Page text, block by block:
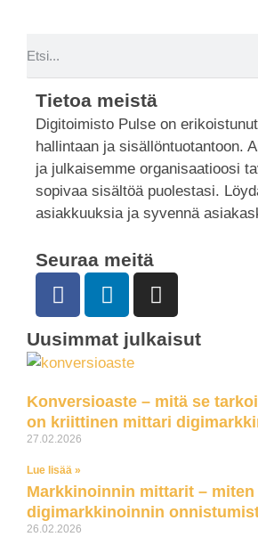
Tietoa meistä
Digitoimisto Pulse on
hallintaan ja sisällöntuotantoon.
ja julkaisemme organisaatioosi
sopivaa sisältöä puolestasi.
asiakkuuksia ja syvennä
Seuraa meitä
Uusimmat julkaisut
Konversioaste – mitä se
on kriittinen mittari
27.02.2026
Lue lisää »
Markkinoinnin mittarit – miten
digimarkkinoinnin
26.02.2026